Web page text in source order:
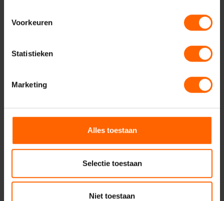
Voorkeuren
Statistieken
Marketing
Alles toestaan
Selectie toestaan
Niet toestaan
Uw naam*
Uw e-mailadres*
Uw telefoonnummer*
Uw woonplaats